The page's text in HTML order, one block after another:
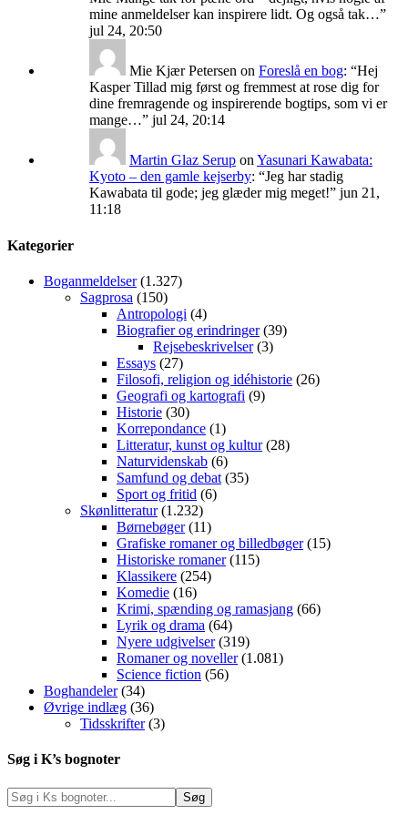
mine anmeldelser kan inspirere lidt. Og også tak…”
jul 24, 20:50
Mie Kjær Petersen on Foreslå en bog: “Hej
Kasper Tillad mig først og fremmest at rose dig for
dine fremragende og inspirerende bogtips, som vi er
mange…” jul 24, 20:14
Martin Glaz Serup onYasunari Kawabata:
Kyoto – den gamle kejserby: “Jeg har stadig
Kawabata til gode; jeg glæder mig meget!” jun 21,
11:18
Kategorier
Boganmeldelser(1.327)
Sagprosa (150)
Antropologi (4)
Biografier og erindringer(39)
Rejsebeskrivelser(3)
Essays (27)
Filosofi, religion og idéhistorie (26)
Geografi og kartografi (9)
Historie (30)
Korrepondance (1)
Litteratur, kunst og kultur(28)
Naturvidenskab (6)
Samfund og debat (35)
Sport og fritid (6)
Skønlitteratur(1.232)
Børnebøger(11)
Grafiske romaner og billedbøger(15)
Historiske romaner(115)
Klassikere (254)
Komedie (16)
Krimi, spænding og ramasjang (66)
Lyrik og drama (64)
Nyere udgivelser(319)
Romaner og noveller(1.081)
Science fiction (56)
Boghandeler(34)
Øvrige indlæg (36)
Tidsskrifter(3)
Søg i K’s bognoter